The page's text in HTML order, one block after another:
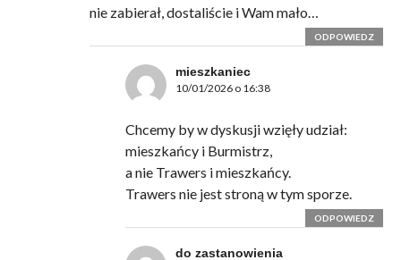
nie zabierał, dostaliście i Wam mało…
ODPOWIEDZ
mieszkaniec
10/01/2026 o 16:38
Chcemy by w dyskusji wzięły udział:
mieszkańcy i Burmistrz,
a nie Trawers i mieszkańcy.
Trawers nie jest stroną w tym sporze.
ODPOWIEDZ
do zastanowienia